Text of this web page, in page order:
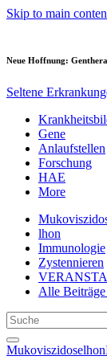
Skip to main
Neue Hoffnung:
Seltene
Gene
Anlaufstellen
Forschung
HAE
More
lhon
Immunologie
Zystennieren
Alle
Mukoviszidoselhon